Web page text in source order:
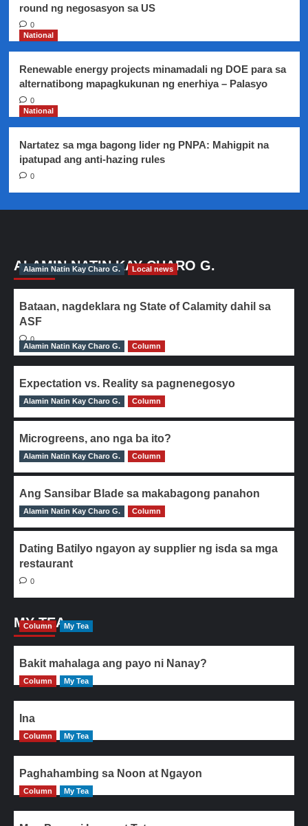
round ng negosasyon sa US
0
National
Renewable energy projects minamadali ng DOE para sa
alternatibong mapagkukunan ng enerhiya – Palasyo
0
National
Nartatez sa mga bagong lider ng PNPA: Mahigpit na
ipatupad ang anti-hazing rules
0
ALAMIN NATIN KAY CHARO G.
Alamin Natin Kay Charo G. Local news
Bataan, nagdeklara ng State of Calamity dahil sa
ASF
0
Alamin Natin Kay Charo G.
Column
Expectation vs. Reality sa pagnenegosyo
0
Alamin Natin Kay Charo G. Column
Microgreens, ano nga ba ito?
0
Alamin Natin Kay Charo G. Column
Ang Sansibar Blade sa makabagong panahon
0
Alamin Natin Kay Charo G. Column
Dating Batilyo ngayon ay supplier ng isda sa mga
restaurant
0
MY TEA
Column My Tea
Bakit mahalaga ang payo ni Nanay?
Column My Tea
Ina
Column My Tea
Paghahambing sa Noon at Ngayon
Column My Tea